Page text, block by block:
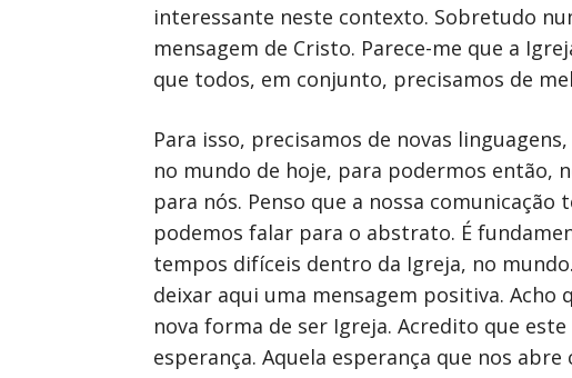
interessante neste contexto. Sobretudo
mensagem de Cristo. Parece-me que a
que todos, em conjunto, precisamos de
Para isso, precisamos de novas
no mundo de hoje, para podermos então,
para nós. Penso que a nossa
podemos falar para o abstrato. É
tempos difíceis dentro da Igreja, no
deixar aqui uma mensagem positiva.
nova forma de ser Igreja. Acredito que
esperança. Aquela esperança que nos